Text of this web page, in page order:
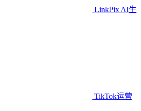
LinkPix AI生
TikTok运营